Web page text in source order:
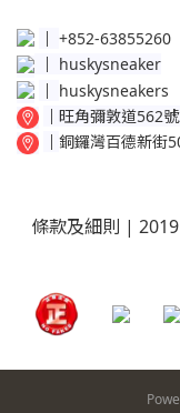
│ +852-63855260
huskysneaker
│ huskysneakers
│ 旺角彌敦道562
│ 銅鑼灣百德新街
條款及細則 |